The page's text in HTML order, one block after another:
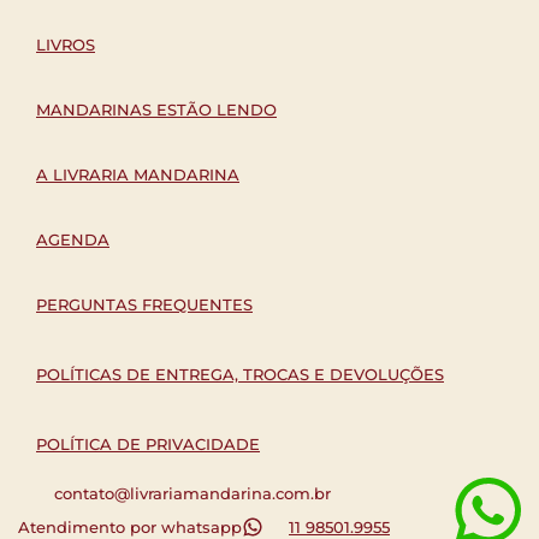
LIVROS
MANDARINAS ESTÃO LENDO
A LIVRARIA MANDARINA
AGENDA
PERGUNTAS FREQUENTES
POLÍTICAS DE ENTREGA, TROCAS E DEVOLUÇÕES
POLÍTICA DE PRIVACIDADE
contato@livrariamandarina.com.br
Atendimento por whatsapp
11 98501.9955